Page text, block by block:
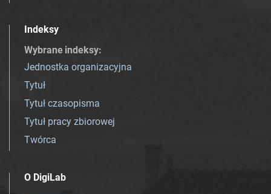
Indeksy
Wybrane indeksy:
Jednostka organizacyjna
Tytuł
Tytuł czasopisma
Tytuł pracy zbiorowej
Twórca
O DigiLab